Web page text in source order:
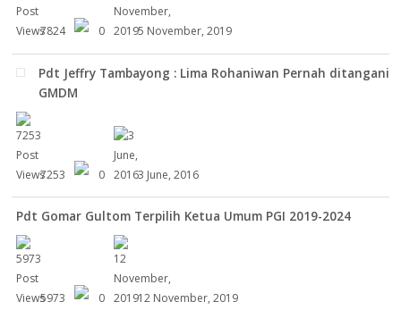
7824 0 5 November, 2019
Pdt Jeffry Tambayong : Lima Rohaniwan Pernah ditangani
GMDM
7253 0 3 June, 2016
Pdt Gomar Gultom Terpilih Ketua Umum PGI 2019-2024
5973 0 12 November, 2019